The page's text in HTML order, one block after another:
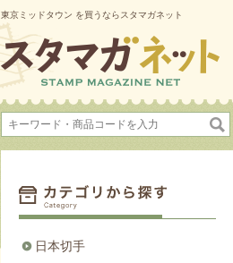
東京ミッドタウン を買うならスタマガネット
日本切手